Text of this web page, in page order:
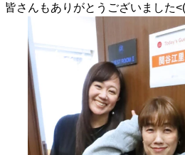
皆さんもありがとうございました